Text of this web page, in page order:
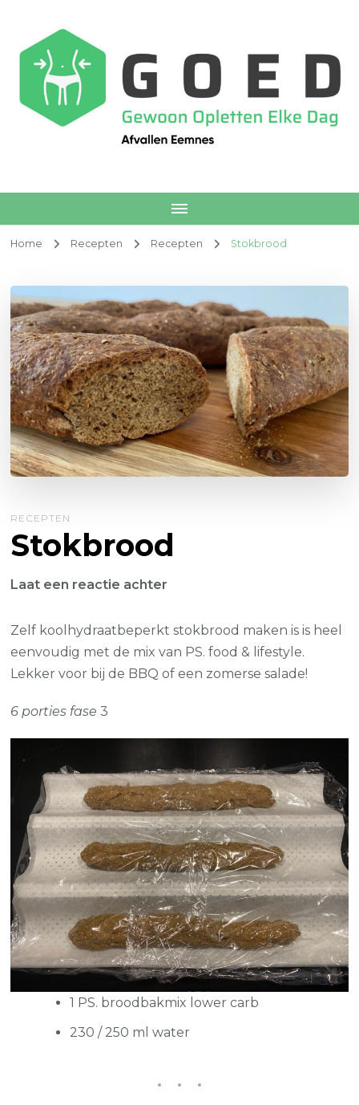
Home Recepten Recepten Stokbrood
RECEPTEN
Stokbrood
Laat een reactie achter
Zelf koolhydraatbeperkt stokbrood maken is is heel
eenvoudig met de mix van PS. food & lifestyle.
Lekker voor bij de BBQ of een zomerse salade!
6 porties fase3
1 PS. broodbakmix lower carb
230 / 250 ml water